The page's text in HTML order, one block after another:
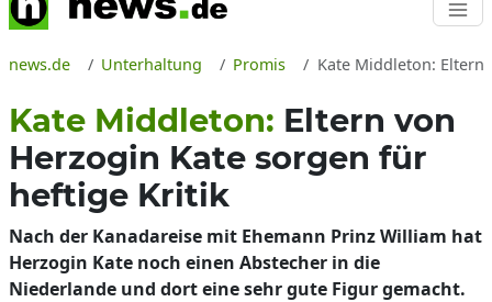
news.de Unterhaltung Promis Kate Middleton: Eltern
Kate Middleton: Eltern von
Herzogin Kate sorgen für
heftige Kritik
Nach der Kanadareise mit Ehemann Prinz William hat
Herzogin Kate noch einen Abstecher in die
Niederlande und dort eine sehr gute Figur gemacht.